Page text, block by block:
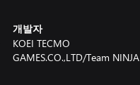
개발자
KOEI TECMO
GAMES.CO.,LTD/Team NINJA